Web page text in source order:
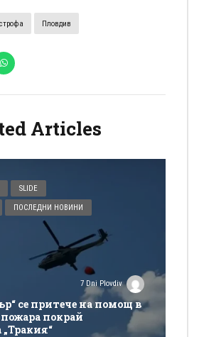
Пловдив
Articles
SLIDE
ПОСЛЕДНИ НОВИНИ
7 Dni Plovdiv
се притече на помощ в
пожара покрай